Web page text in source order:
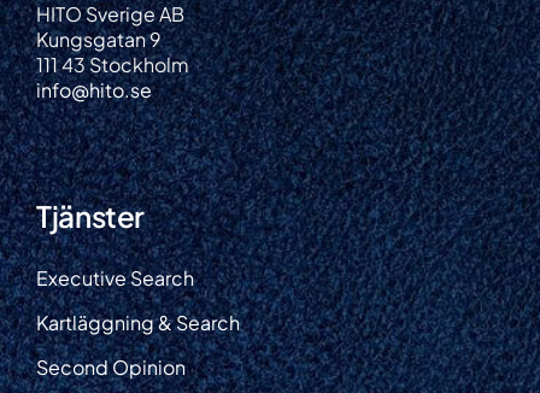
HITO Sverige AB
Kungsgatan 9
111 43 Stockholm
info@hito.se
Tjänster
Executive Search
Kartläggning & Search
Second Opinion